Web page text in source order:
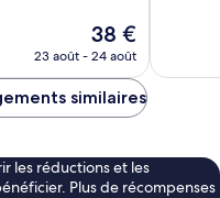
Le
nouveau
est
de
38 €
23 août - 24 août
similaires
les réductions et les
Plus de récompenses